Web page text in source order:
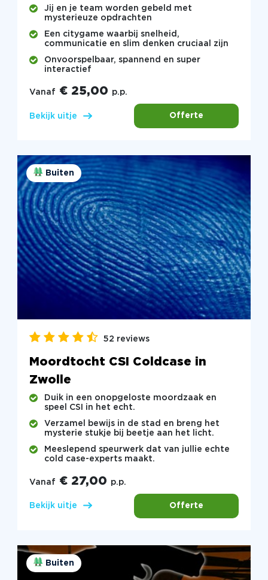
Jij en je team worden gebeld met
mysterieuze opdrachten
Een citygame waarbij snelheid,
communicatie en slim denken cruciaal zijn
Onvoorspelbaar, spannend en super
interactief
Vanaf € 25,00 p.p.
Bekijk uitje Offerte
Buiten
52 reviews
Moordtocht CSI Coldcase in
Zwolle
Duik in een onopgeloste moordzaak en
speel CSI in het echt.
Verzamel bewijs in de stad en breng het
mysterie stukje bij beetje aan het licht.
Meeslepend speurwerk dat van jullie echte
cold case-experts maakt.
Vanaf € 27,00 p.p.
Bekijk uitje Offerte
Buiten